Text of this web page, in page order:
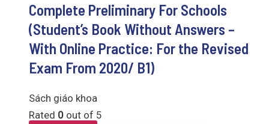
Complete Preliminary For Schools
(Student’s Book Without Answers –
With Online Practice: For the Revised
Exam From 2020/ B1)
Sách giáo khoa
Rated 0 out of 5